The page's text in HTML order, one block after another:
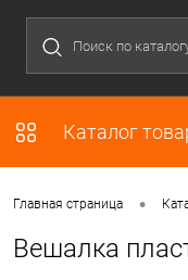
Каталог
Главная страница •
Вешалка